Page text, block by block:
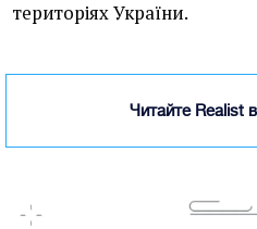
територіях України.
Читайте Realist